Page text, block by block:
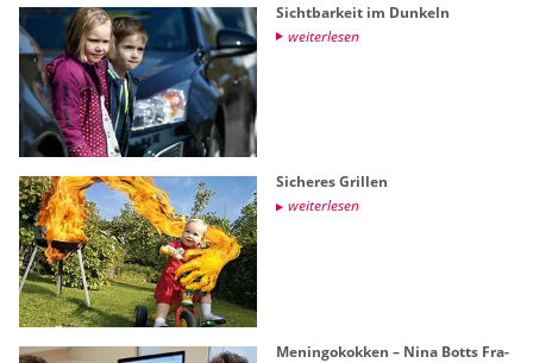
Sicht­bar­keit im Dun­keln
wei­ter­le­sen
Si­che­res Gril­len
wei­ter­le­sen
Me­nin­go­kok­ken – Nina Botts Fra­